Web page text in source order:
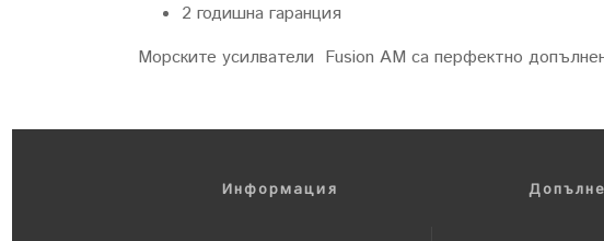
2 годишна гаранция
Морските усилватели Fusion AM са перфектно
Информация